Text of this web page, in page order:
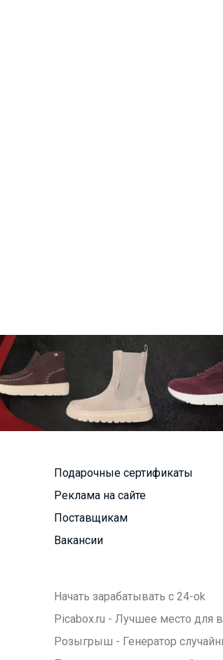
Подарочные сертификаты
Реклама на сайте
Поставщикам
Вакансии
Начать зарабатывать с 24-ok
Picabox.ru - Лучшее место для
Розыгрыш - Генератор